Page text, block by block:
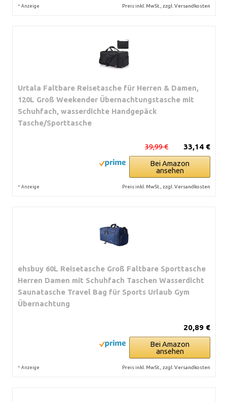
* Anzeige Preis inkl. MwSt., zzgl. Versandkosten
Urtala Faltbare Reisetasche für Herren & Damen,
120L Groß Weekender Übernachtungstasche mit
Schuhfach, wasserdichte Handgepäck
Tasche/Sporttasche
33,14 €
39,99 €
Bei Amazon
ansehen
* Anzeige Preis inkl. MwSt., zzgl. Versandkosten
ehsbuy 60L Reisetasche Groß Faltbare Sporttasche
Herren Damen mit Schuhfach Taschen Wasserdicht
Saunatasche Travel Bag für Sports Urlaub Gym
Übernachtung
20,89 €
Bei Amazon
ansehen
* Anzeige Preis inkl. MwSt., zzgl. Versandkosten